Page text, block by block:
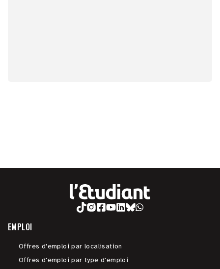
EMPLOI
Offres d'emploi par localisation
Offres d'emploi par type d'emploi